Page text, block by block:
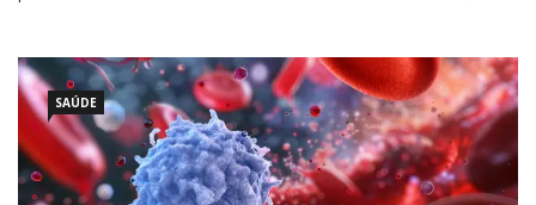
desenvolvida pela Universidade Federal Fluminense (UFF), em
parceria com
SAÚDE